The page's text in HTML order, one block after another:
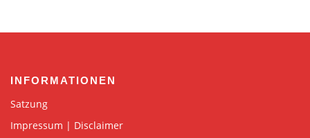
INFORMATIONEN
Satzung
Impressum | Disclaimer